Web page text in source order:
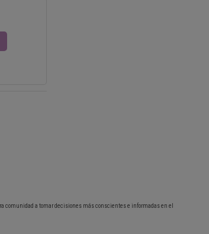
comunidad a tomar decisiones más conscientes e informadas en el